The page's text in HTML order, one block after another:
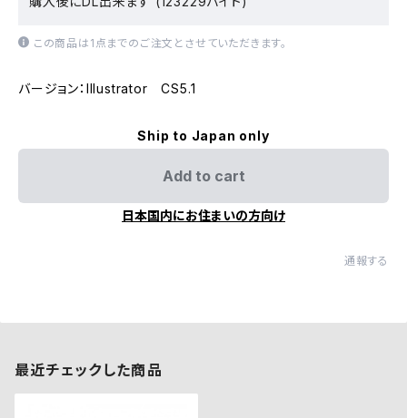
この商品は1点までのご注文とさせていただきます。
バージョン：Illustrator CS5.1
Ship to Japan only
Add to cart
日本国内にお住まいの方向け
通報する
最近チェックした商品